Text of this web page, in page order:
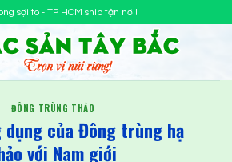
sợi to - TP HCM ship tận nơi!
ĐÔNG TRÙNG THẢO
dụng của Đông trùng hạ
với Nam giới